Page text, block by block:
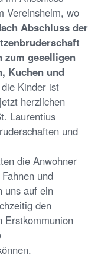
Vereinsheim, wo
Abschluss der
zum geselligen
Kuchen und
Kinder ist
herzlichen
Laurentius
und
die Anwohner
und
uns auf ein
den
Erstkommunion